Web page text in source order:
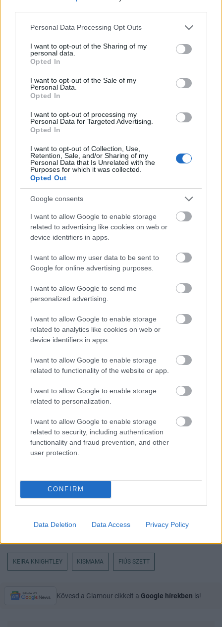
Please note that this website/app uses one or more Google
not limited to your visit or usage behaviour. You may click to
grant or deny consent to Google and its third-party tags to
use your data for below specified purposes in below Google
consent section.
Personal Data Processing Opt Outs
I want to opt-out of the Sharing of my
personal data.
Opted In
I want to opt-out of the Sale of my
Personal Data.
Opted In
I want to opt-out of processing my
Personal Data for Targeted Advertising.
Opted In
I want to opt-out of Collection, Use,
Retention, Sale, and/or Sharing of my
Personal Data that Is Unrelated with the
Purposes for which it was collected.
Opted Out
Google consents
I want to allow Google to enable storage
related to advertising like cookies on web or
device identifiers in apps.
I want to allow my user data to be sent to
Google for online advertising purposes.
I want to allow Google to send me
personalized advertising.
I want to allow Google to enable storage
related to analytics like cookies on web or
device identifiers in apps.
I want to allow Google to enable storage
related to functionality of the website or app.
I want to allow Google to enable storage
related to personalization.
I want to allow Google to enable storage
related to security, including authentication
functionality and fraud prevention, and other
user protection.
CONFIRM
Data Deletion Data Access Privacy Policy
Rexfeatures
Megosztás
Messengeren
Itt állíthatod be , hogy a Google
keresőben könnyebben megtaláld a
KEIRA KNIGHTLEY KISMAMA FIÚS SZETT
Kövesd a Glamour cikkeit a Google hírekben is!